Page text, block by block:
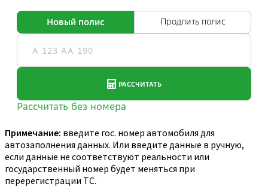
Примечание: введите гос. номер автомобиля для
автозаполнения данных. Или введите данные в ручную,
если данные не соответствуют реальности или
государственный номер будет меняться при
перерегистрации ТС.